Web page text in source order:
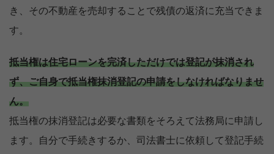
き、その不動産を売却することで残債の返済に充当できま
す。
抵当権は住宅ローンを完済しただけでは登記が抹消され
ず、ご自身で抵当権抹消登記の申請をしなければなりませ
ん。
抵当権の抹消登記は必要な書類をそろえて法務局に申請し
ます。自分で手続きするか、司法書士に依頼して登記手続